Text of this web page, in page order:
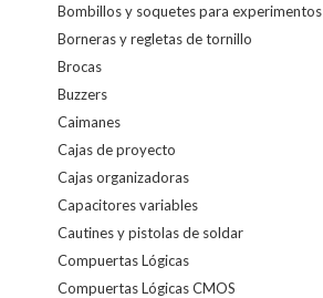
Bombillos y soquetes para experimentos
Borneras y regletas de tornillo
Brocas
Buzzers
Caimanes
Cajas de proyecto
Cajas organizadoras
Capacitores variables
Cautines y pistolas de soldar
Compuertas Lógicas
Compuertas Lógicas CMOS